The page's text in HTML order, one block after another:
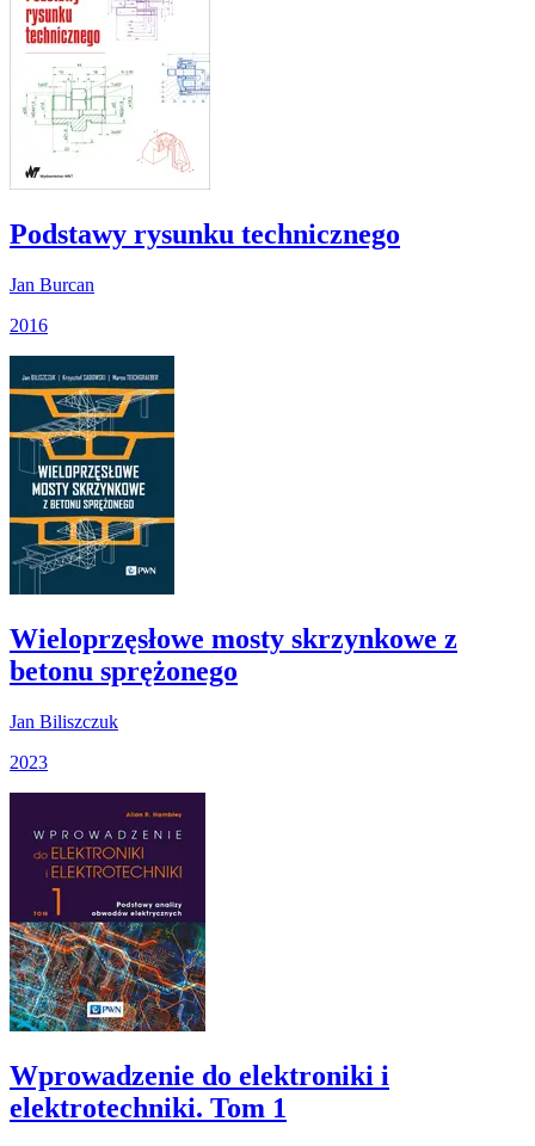
Podstawy rysunku technicznego
Jan Burcan
2016
Wieloprzęsłowe mosty skrzynkowe z
betonu sprężonego
Jan Biliszczuk
2023
Wprowadzenie do elektroniki i
elektrotechniki. Tom 1